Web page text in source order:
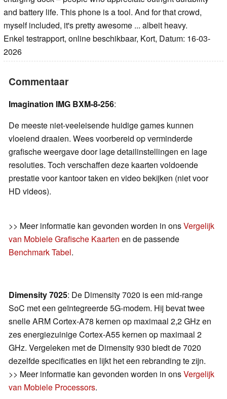
and battery life. This phone is a tool. And for that crowd,
myself included, it's pretty awesome ... albeit heavy.
Enkel testrapport, online beschikbaar, Kort, Datum: 16-03-
2026
Commentaar
Imagination IMG BXM-8-256:
De meeste niet-veeleisende huidige games kunnen
vloeiend draaien. Wees voorbereid op verminderde
grafische weergave door lage detailinstellingen en lage
resoluties. Toch verschaffen deze kaarten voldoende
prestatie voor kantoor taken en video bekijken (niet voor
HD videos).
>> Meer informatie kan gevonden worden in onsVergelijk
van Mobiele Grafische Kaarten en de passende
Benchmark Tabel.
Dimensity 7025: De Dimensity 7020 is een mid-range
SoC met een geïntegreerde 5G-modem. Hij bevat twee
snelle ARM Cortex-A78 kernen op maximaal 2,2 GHz en
zes energiezuinige Cortex-A55 kernen op maximaal 2
GHz. Vergeleken met de Dimensity 930 biedt de 7020
dezelfde specificaties en lijkt het een rebranding te zijn.
>> Meer informatie kan gevonden worden in onsVergelijk
van Mobiele Processors.